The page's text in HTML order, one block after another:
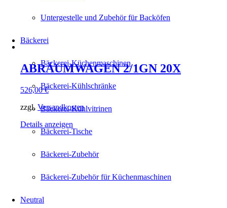
Untergestelle und Zubehör für Backöfen
Bäckerei
Bäckerei-Küchenmaschinen
Bäckerei-Kühlschränke
Bäckerei-Kühlvitrinen
Bäckerei-Tische
Bäckerei-Zubehör
Bäckerei-Zubehör für Küchenmaschinen
Neutral
ABRÄUMWAGEN 2/1GN 20X
526,00€
zzgl. Versandkosten
Details anzeigen